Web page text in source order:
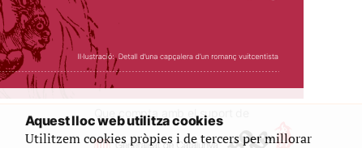
Que compta amb el suport de
Aquest lloc web utilitza cookies
Utilitzem cookies pròpies i de tercers per millorar